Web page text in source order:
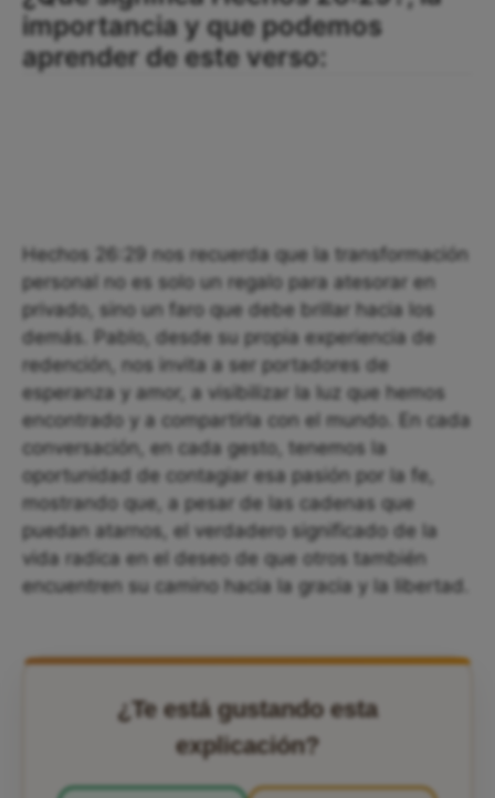
importancia y que podemos
aprender de este verso:
Hechos 26:29 nos recuerda que la transformación
personal no es solo un regalo para atesorar en
privado, sino un faro que debe brillar hacia los
demás. Pablo, desde su propia experiencia de
redención, nos invita a ser portadores de
esperanza y amor, a visibilizar la luz que hemos
encontrado y a compartirla con el mundo. En cada
conversación, en cada gesto, tenemos la
oportunidad de contagiar esa pasión por la fe,
mostrando que, a pesar de las cadenas que
puedan atarnos, el verdadero significado de la
vida radica en el deseo de que otros también
encuentren su camino hacia la gracia y la libertad.
¿Te está gustando esta
explicación?